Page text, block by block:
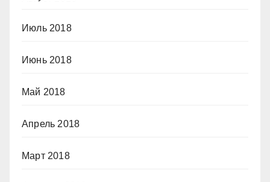
Июль 2018
Июнь 2018
Май 2018
Апрель 2018
Март 2018